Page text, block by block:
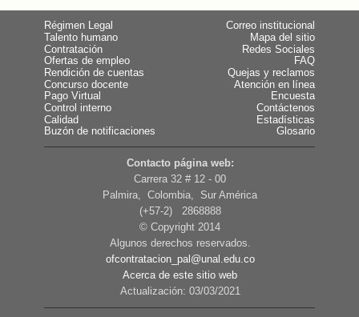
Régimen Legal
Talento humano
Contratación
Ofertas de empleo
Rendición de cuentas
Concurso docente
Pago Virtual
Control interno
Calidad
Buzón de notificaciones
Correo institucional
Mapa del sitio
Redes Sociales
FAQ
Quejas y reclamos
Atención en línea
Encuesta
Contáctenos
Estadísticas
Glosario
Contacto página web:
Carrera 32 # 12 - 00
Palmira, Colombia, Sur América
(+57-2) 2868888
© Copyright 2014
Algunos derechos reservados.
ofcontratacion_pal@unal.edu.co
Acerca de este sitio web
Actualización: 03/03/2021